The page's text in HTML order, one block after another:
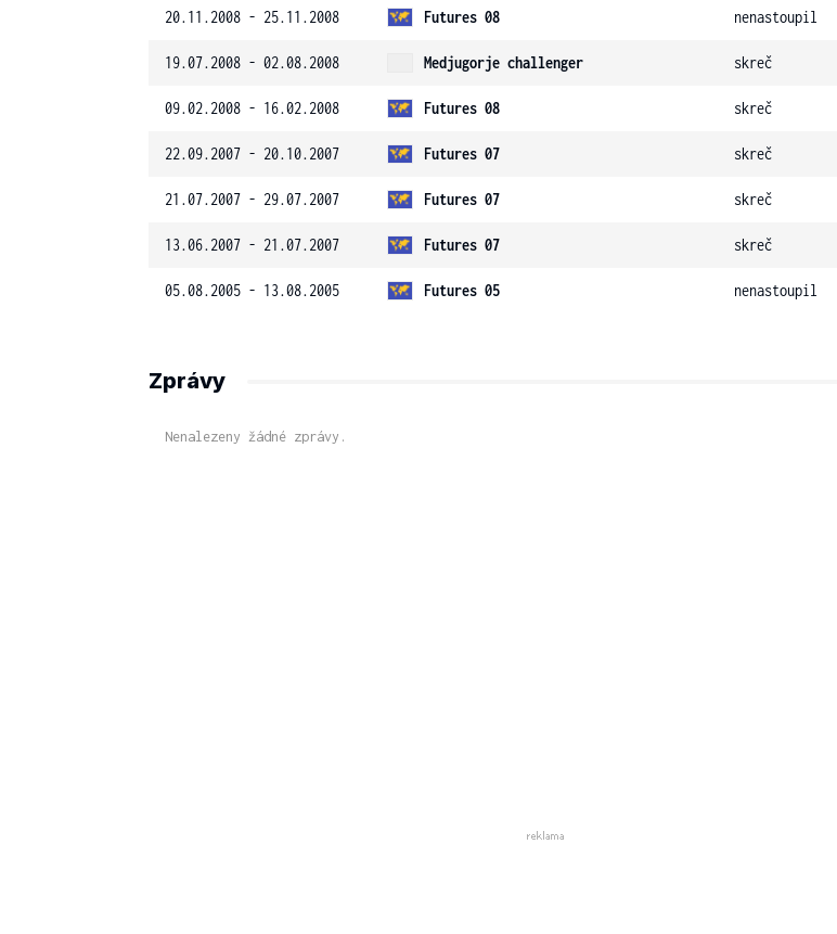
20.11.2008 - 25.11.2008 Futures 08 nenastoupil
19.07.2008 - 02.08.2008 Medjugorje challenger skreč
09.02.2008 - 16.02.2008 Futures 08 skreč
22.09.2007 - 20.10.2007 Futures 07 skreč
21.07.2007 - 29.07.2007 Futures 07 skreč
13.06.2007 - 21.07.2007 Futures 07 skreč
05.08.2005 - 13.08.2005 Futures 05 nenastoupil
Zprávy
Nenalezeny žádné zprávy.